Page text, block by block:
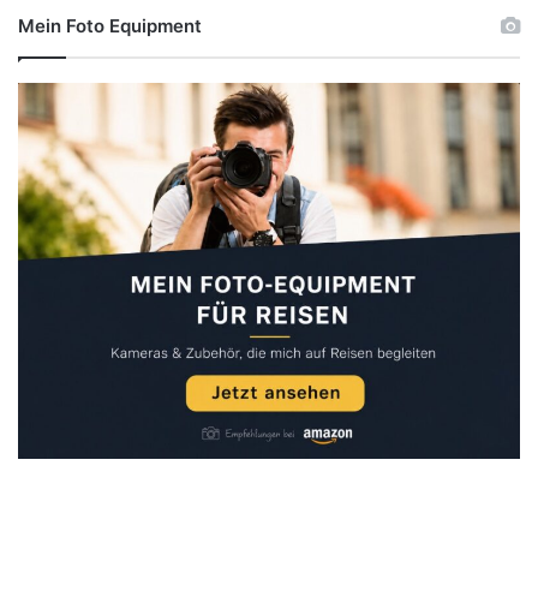
Mein Foto Equipment